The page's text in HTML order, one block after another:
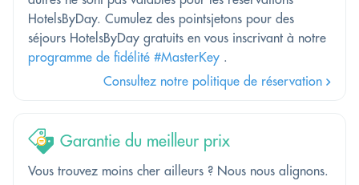
HotelsByDay. Cumulez des pointsjetons pour des
séjours HotelsByDay gratuits en vous inscrivant à notre
programme de fidélité #MasterKey .
Consultez notre politique de réservation
Garantie du meilleur prix
Vous trouvez moins cher ailleurs ? Nous nous alignons.